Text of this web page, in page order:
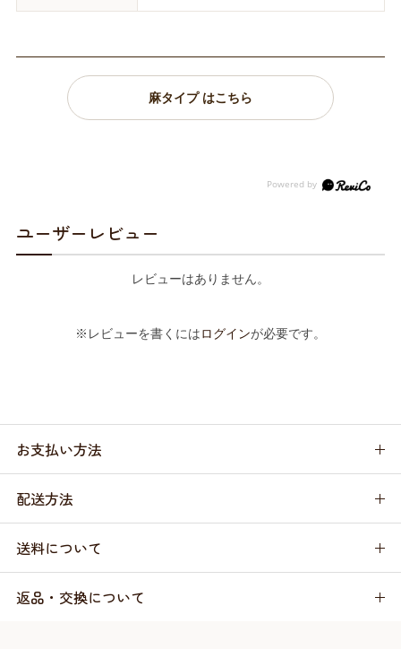
麻タイプ はこちら
ユーザーレビュー
レビューはありません。
※レビューを書くにはログインが必要です。
お支払い方法
配送方法
送料について
返品・交換について